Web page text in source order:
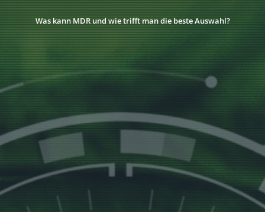
Was kann MDR und wie trifft man die beste Auswahl?